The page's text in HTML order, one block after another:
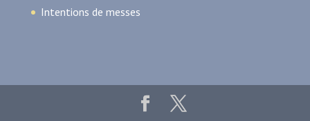
Intentions de messes